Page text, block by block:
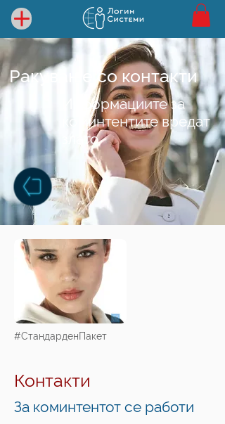
Ракување со контакти
Информациите за
коминтентите вредат
злато
#СтандарденПакет
Контакти
За коминтентот се работи